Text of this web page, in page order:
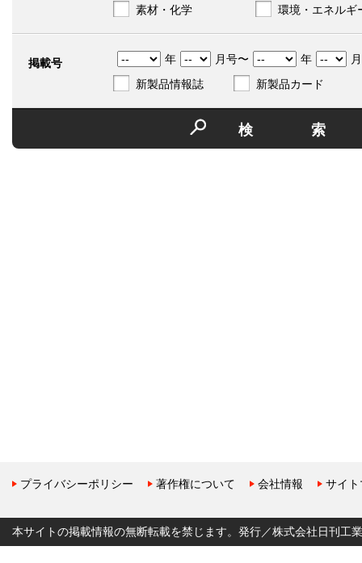
素材・化学
環境・エネルギ
掲載号 年 月号〜 年
新製品情報誌
新製品カード
検
プライバシーポリシー 著作権について 会社情報 サイ
本サイトの掲載情報の無断転載を禁じます。発行／株式会社日刊